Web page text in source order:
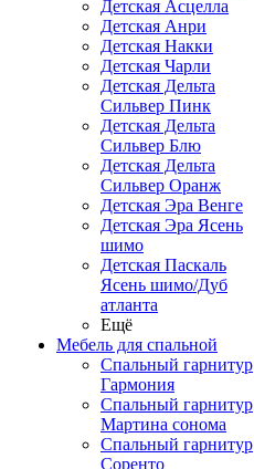
Детская Асцелла
Детская Анри
Детская Накки
Детская Чарли
Детская Дельта
Сильвер Пинк
Детская Дельта
Сильвер Блю
Детская Дельта
Сильвер Оранж
Детская Эра Венге
Детская Эра Ясень
шимо
Детская Паскаль
Ясень шимо/Дуб
атланта
Ещё
Мебель для спальной
Спальный гарнитур
Гармония
Спальный гарнитур
Мартина сонома
Спальный гарнитур
Соренто